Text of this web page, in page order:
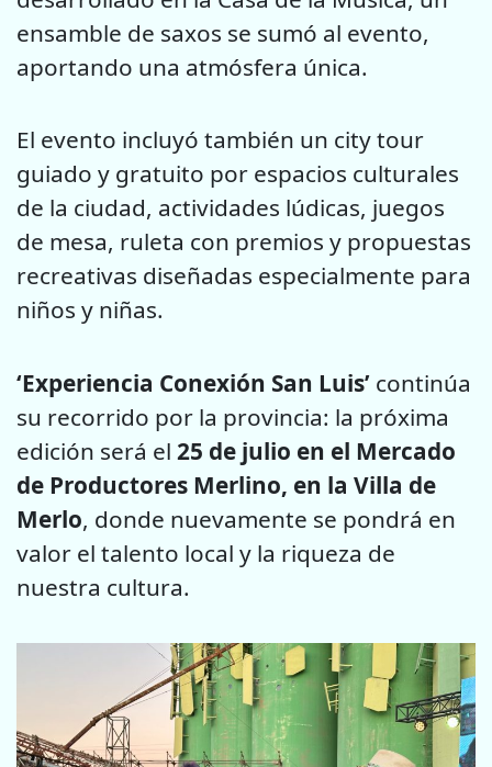
ensamble de saxos se sumó al evento,
aportando una atmósfera única.
El evento incluyó también un city tour
guiado y gratuito por espacios culturales
de la ciudad, actividades lúdicas, juegos
de mesa, ruleta con premios y propuestas
recreativas diseñadas especialmente para
niños y niñas.
‘Experiencia Conexión San Luis’ continúa
su recorrido por la provincia: la próxima
edición será el 25 de julio en el Mercado
de Productores Merlino, en la Villa de
Merlo, donde nuevamente se pondrá en
valor el talento local y la riqueza de
nuestra cultura.